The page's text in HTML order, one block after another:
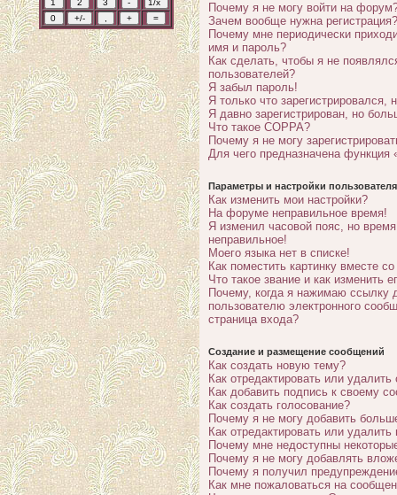
Почему я не могу войти на
Зачем вообще нужна регистрация?
Почему мне периодически
имя и пароль?
Как сделать, чтобы я не
пользователей?
Я забыл пароль!
Я только что зарегистрировался,
Я давно зарегистрирован, но
Что такое COPPA?
Почему я не могу
Для чего предназначена функция
Параметры и настройки пользователя
Как изменить мои настройки?
На форуме неправильное время!
Я изменил часовой пояс, но
неправильное!
Моего языка нет в списке!
Как поместить картинку вместе
Что такое звание и как изменить
Почему, когда я нажимаю ссылку
пользователю электронного
страница входа?
Создание и размещение сообщений
Как создать новую тему?
Как отредактировать или
Как добавить подпись к своему
Как создать голосование?
Почему я не могу добавить
Как отредактировать или удалить
Почему мне недоступны
Почему я не могу добавлять
Почему я получил
Как мне пожаловаться на